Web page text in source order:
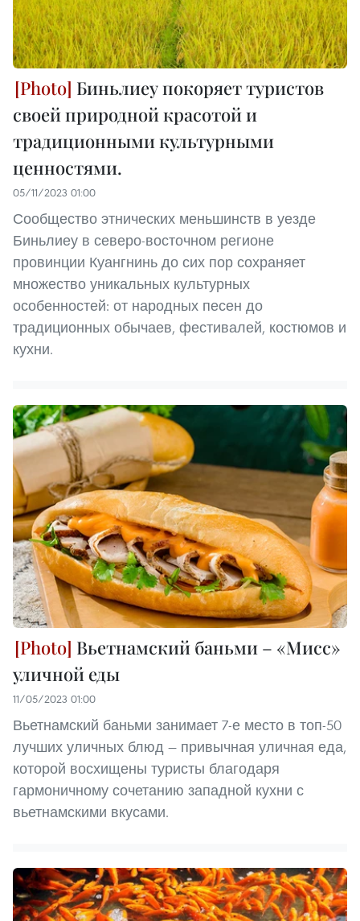
Биньлиеу покоряет туристов
своей природной красотой и
традиционными культурными
ценностями.
05/11/2023 01:00
Сообщество этнических меньшинств в уезде
Биньлиеу в северо-восточном регионе
провинции Куангнинь до сих пор сохраняет
множество уникальных культурных
особенностей: от народных песен до
традиционных обычаев, фестивалей, костюмов и
кухни.
Вьетнамский баньми – «Мисс»
уличной еды
11/05/2023 01:00
Вьетнамский баньми занимает 7-е место в топ-50
лучших уличных блюд — привычная уличная еда,
которой восхищены туристы благодаря
гармоничному сочетанию западной кухни с
вьетнамскими вкусами.